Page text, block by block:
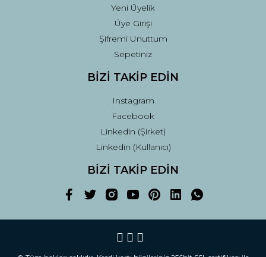
Yeni Üyelik
Üye Girişi
Şifremi Unuttum
Sepetiniz
BİZİ TAKİP EDİN
Instagram
Facebook
Linkedin (Şirket)
Linkedin (Kullanıcı)
BİZİ TAKİP EDİN